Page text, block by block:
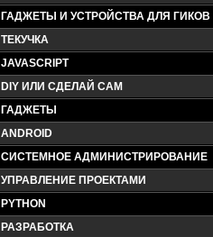
ГАДЖЕТЫ И УСТРОЙСТВА ДЛЯ ГИКОВ
ТЕКУЧКА
JAVASCRIPT
DIY ИЛИ СДЕЛАЙ САМ
ГАДЖЕТЫ
ANDROID
СИСТЕМНОЕ АДМИНИСТРИРОВАНИЕ
УПРАВЛЕНИЕ ПРОЕКТАМИ
PYTHON
РАЗРАБОТКА